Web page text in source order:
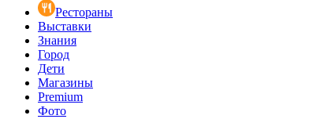
Рестораны
Выставки
Знания
Город
Дети
Магазины
Premium
Фото